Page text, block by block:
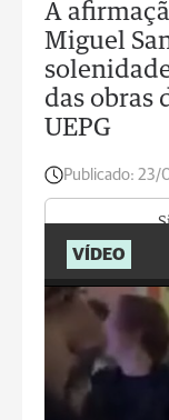
A
Miguel
das obras
UEPG
Publicado: 23/
VÍDEO